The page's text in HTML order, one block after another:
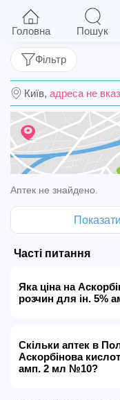
5% амп. 2
Київ, адреса не
Фільтр
Аптек не знайдено.
Часті питання
Яка ціна на
розчин для ін. 5%
Скільки аптек в
Аскорбінова
амп. 2 мл №10?
Головна Пошук